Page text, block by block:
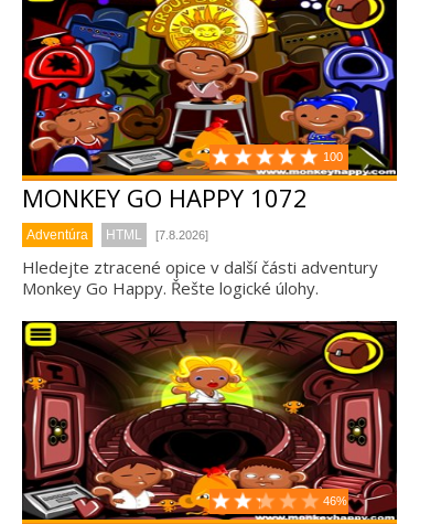
100
MONKEY GO HAPPY 1072
Adventúra HTML [7.8.2026]
Hledejte ztracené opice v další části adventury
Monkey Go Happy. Řešte logické úlohy.
46%